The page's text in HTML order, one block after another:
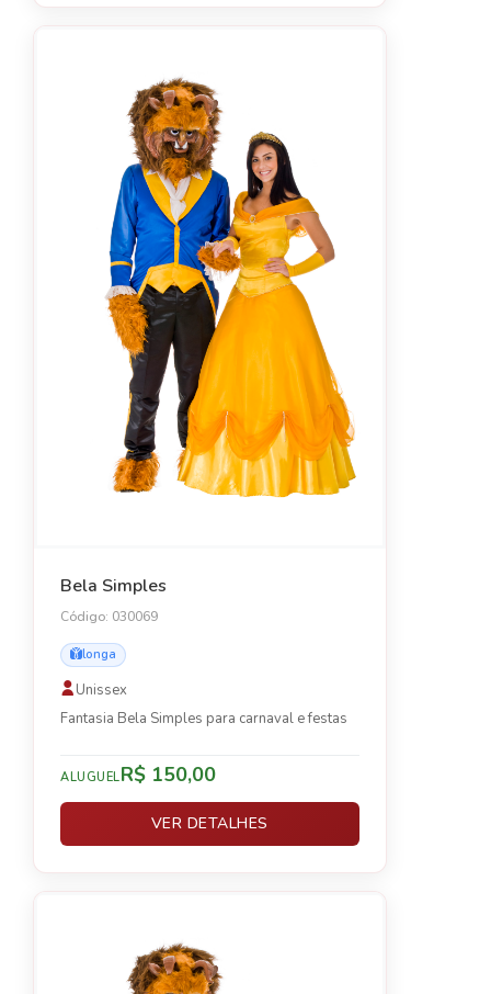
Bela Simples
Código: 030069
longa
Unissex
Fantasia Bela Simples para carnaval e festas
ALUGUELR$ 150,00
VER DETALHES